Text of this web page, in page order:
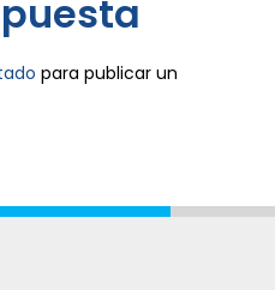
para publicar un